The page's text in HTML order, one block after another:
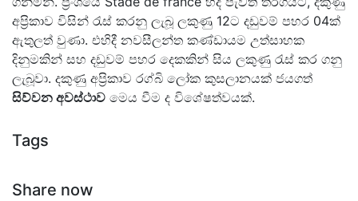
අප්‍රිකාව විසින් රැස් කරනු ලැබූ ලකුණු 12ට දඩුවම් පහර 04ක්
ඇතුලත් වුණා. එහිදී නවසීලන්ත කණ්ඩායම උත්සාහක
දිනුමකින් සහ දඩුවම් පහර දෙකකින් සිය ලකුණු රැස් කර ගනු
ලැබූවා. දකුණු අප්‍රිකාව රග්බි ලෝක කුසලානයක් ජයගත්
සිව්වන අවස්ථාව මෙය වීම ද විශේෂත්වයක්.
Tags
Share now